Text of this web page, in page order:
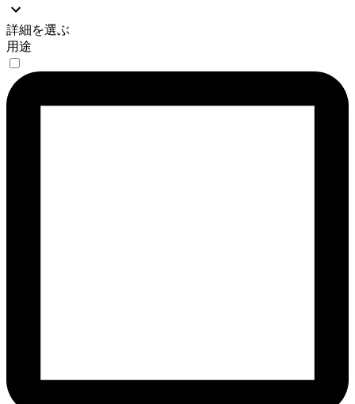
詳細を選ぶ
用途